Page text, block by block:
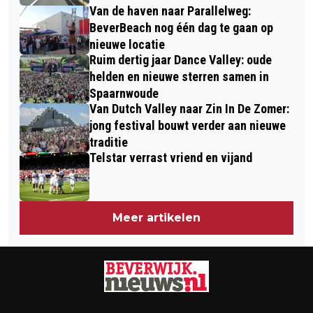
Van de haven naar Parallelweg:
BeverBeach nog één dag te gaan op
nieuwe locatie
Ruim dertig jaar Dance Valley: oude
helden en nieuwe sterren samen in
Spaarnwoude
Van Dutch Valley naar Zin In De Zomer:
jong festival bouwt verder aan nieuwe
traditie
Telstar verrast vriend en vijand
Meer artikelen